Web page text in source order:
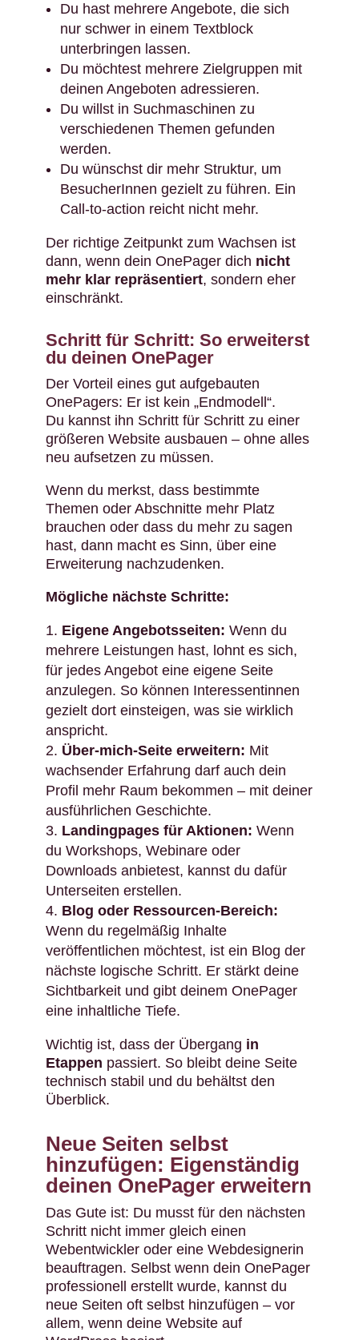
Du hast mehrere Angebote, die sich
nur schwer in einem Textblock
unterbringen lassen.
Du möchtest mehrere Zielgruppen mit
deinen Angeboten adressieren.
Du willst in Suchmaschinen zu
verschiedenen Themen gefunden
werden.
Du wünschst dir mehr Struktur, um
BesucherInnen gezielt zu führen. Ein
Call-to-action reicht nicht mehr.
Der richtige Zeitpunkt zum Wachsen ist
dann, wenn dein OnePager dich nicht
mehr klar repräsentiert, sondern eher
einschränkt.
Schritt für Schritt: So erweiterst
du deinen OnePager
Der Vorteil eines gut aufgebauten
OnePagers: Er ist kein „Endmodell“.
Du kannst ihn Schritt für Schritt zu einer
größeren Website ausbauen – ohne alles
neu aufsetzen zu müssen.
Wenn du merkst, dass bestimmte
Themen oder Abschnitte mehr Platz
brauchen oder dass du mehr zu sagen
hast, dann macht es Sinn, über eine
Erweiterung nachzudenken.
Mögliche nächste Schritte:
Eigene Angebotsseiten: Wenn du
mehrere Leistungen hast, lohnt es sich,
für jedes Angebot eine eigene Seite
anzulegen. So können Interessentinnen
gezielt dort einsteigen, was sie wirklich
anspricht.
Über-mich-Seite erweitern: Mit
wachsender Erfahrung darf auch dein
Profil mehr Raum bekommen – mit deiner
ausführlichen Geschichte.
Landingpages für Aktionen: Wenn
du Workshops, Webinare oder
Downloads anbietest, kannst du dafür
Unterseiten erstellen.
Blog oder Ressourcen-Bereich:
Wenn du regelmäßig Inhalte
veröffentlichen möchtest, ist ein Blog der
nächste logische Schritt. Er stärkt deine
Sichtbarkeit und gibt deinem OnePager
eine inhaltliche Tiefe.
Wichtig ist, dass der Übergang in
Etappen passiert. So bleibt deine Seite
technisch stabil und du behältst den
Überblick.
Neue Seiten selbst
hinzufügen: Eigenständig
deinen OnePager erweitern
Das Gute ist: Du musst für den nächsten
Schritt nicht immer gleich einen
Webentwickler oder eine Webdesignerin
beauftragen. Selbst wenn dein OnePager
professionell erstellt wurde, kannst du
neue Seiten oft selbst hinzufügen – vor
allem, wenn deine Website auf